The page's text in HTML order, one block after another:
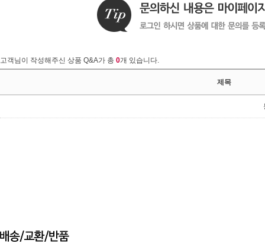
고객님이 작성해주신 상품 Q&A가 총 0개 있습니다.
제목